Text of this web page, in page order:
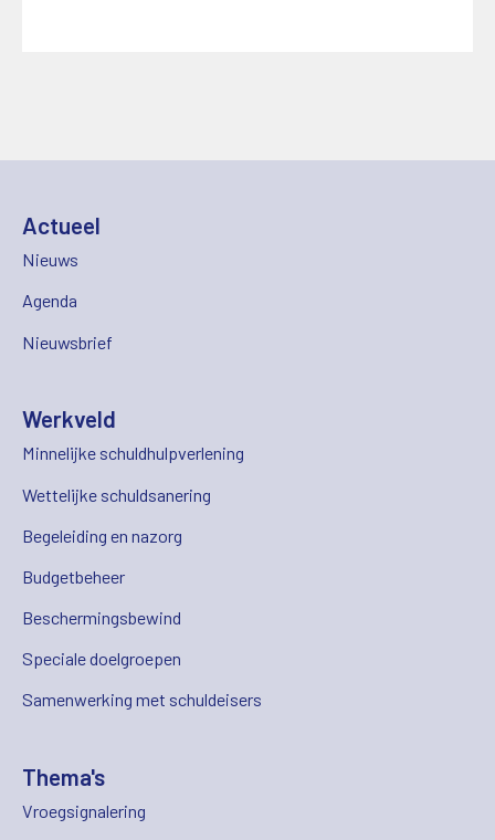
Actueel
Nieuws
Agenda
Nieuwsbrief
Werkveld
Minnelijke schuldhulpverlening
Wettelijke schuldsanering
Begeleiding en nazorg
Budgetbeheer
Beschermingsbewind
Speciale doelgroepen
Samenwerking met schuldeisers
Thema's
Vroegsignalering